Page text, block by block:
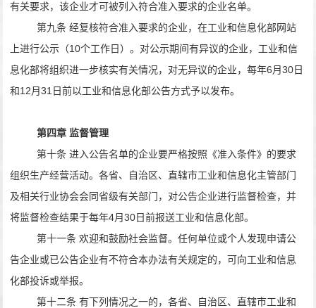
有关要求，该企业才可被列入符合准入要求的企业名单。
第九条 经复核符合准入要求的企业，在工业和信息化部网站
上进行公示（10个工作日）。对公示期间有异议的企业，工业和信
息化部将组织进一步核实有关情况，对无异议的企业，每年6月30日
和12月31 日前以工业和信息化部公告方式予以发布。
第四章 监督管理
第十条 进入公告名单的企业要严格按照《准入条件》的要求
组织生产经营活动。各省、自治区、直辖市工业和信息化主管部门
及相关行业协会会同省级有关部门，对公告企业进行监督检查，并
将监督检查结果于每年4月30日前报送工业和信息化部。
第十一条 欢迎和鼓励社会监督。任何单位或个人发现申请公
告企业或已公告企业有不符合本办法有关规定的，可向工业和信息
化部投诉或举报。
第十二条 有下列情况之一的，各省、自治区、直辖市工业和